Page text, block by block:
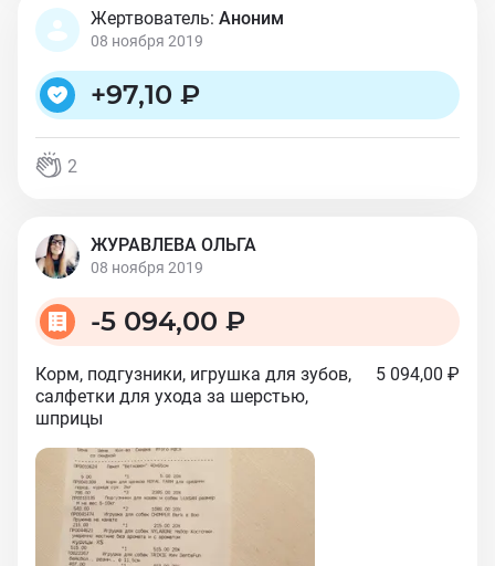
Жертвователь: Аноним
08 ноября 2019
+97,10 ₽
2
ЖУРАВЛЕВА ОЛЬГА
08 ноября 2019
-5 094,00 ₽
Корм, подгузники, игрушка для зубов,
салфетки для ухода за шерстью,
шприцы
5 094,00 ₽